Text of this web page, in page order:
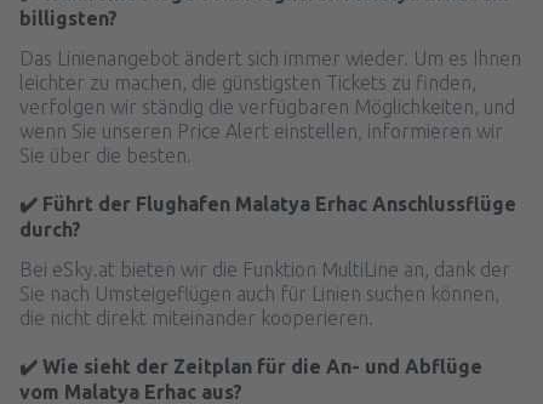
billigsten?
Das Linienangebot ändert sich immer wieder. Um es Ihnen
leichter zu machen, die günstigsten Tickets zu finden,
verfolgen wir ständig die verfügbaren Möglichkeiten, und
wenn Sie unseren Price Alert einstellen, informieren wir
Sie über die besten.
✔️ Führt der Flughafen Malatya Erhac Anschlussflüge
durch?
Bei eSky.at bieten wir die Funktion MultiLine an, dank der
Sie nach Umsteigeflügen auch für Linien suchen können,
die nicht direkt miteinander kooperieren.
✔️ Wie sieht der Zeitplan für die An- und Abflüge
vom Malatya Erhac aus?